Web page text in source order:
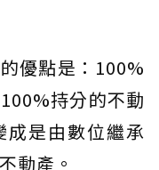
優點是：100%
持分的不動
成是由數位繼承
動產。